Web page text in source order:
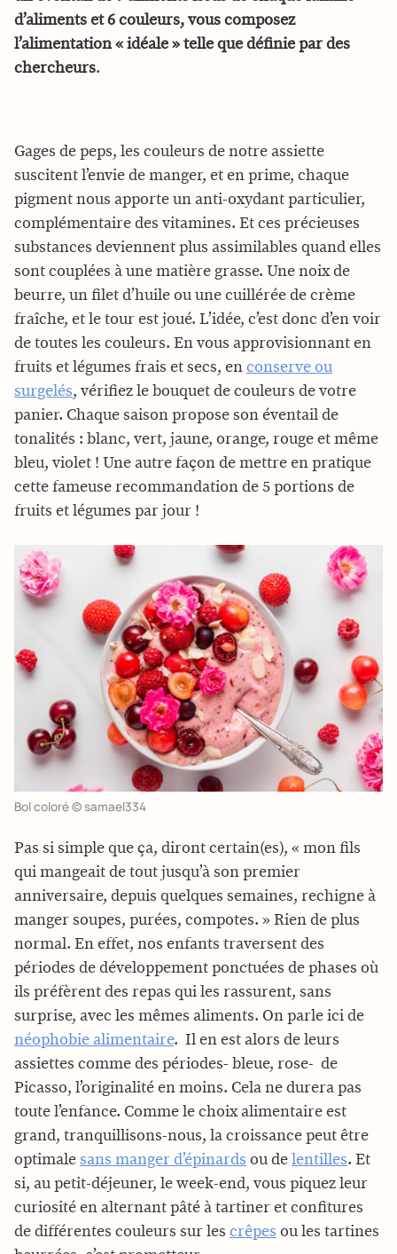
d’aliments et 6 couleurs, vous composez
l’alimentation « idéale » telle que définie par des
chercheurs.
Gages de peps, les couleurs de notre assiette
suscitent l’envie de manger, et en prime, chaque
pigment nous apporte un anti-oxydant particulier,
complémentaire des vitamines. Et ces précieuses
substances deviennent plus assimilables quand elles
sont couplées à une matière grasse. Une noix de
beurre, un filet d’huile ou une cuillérée de crème
fraîche, et le tour est joué. L’idée, c’est donc d’en voir
de toutes les couleurs. En vous approvisionnant en
fruits et légumes frais et secs, en conserve ou
surgelés, vérifiez le bouquet de couleurs de votre
panier. Chaque saison propose son éventail de
tonalités : blanc, vert, jaune, orange, rouge et même
bleu, violet ! Une autre façon de mettre en pratique
cette fameuse recommandation de 5 portions de
fruits et légumes par jour !
Bol coloré © samael334
Pas si simple que ça, diront certain(es), « mon fils
qui mangeait de tout jusqu’à son premier
anniversaire, depuis quelques semaines, rechigne à
manger soupes, purées, compotes. » Rien de plus
normal. En effet, nos enfants traversent des
périodes de développement ponctuées de phases où
ils préfèrent des repas qui les rassurent, sans
surprise, avec les mêmes aliments. On parle ici de
néophobie alimentaire. Il en est alors de leurs
assiettes comme des périodes- bleue, rose- de
Picasso, l’originalité en moins. Cela ne durera pas
toute l’enfance. Comme le choix alimentaire est
grand, tranquillisons-nous, la croissance peut être
optimale sans manger d’épinards ou de lentilles. Et
si, au petit-déjeuner, le week-end, vous piquez leur
curiosité en alternant pâté à tartiner et confitures
de différentes couleurs sur les crêpes ou les tartines